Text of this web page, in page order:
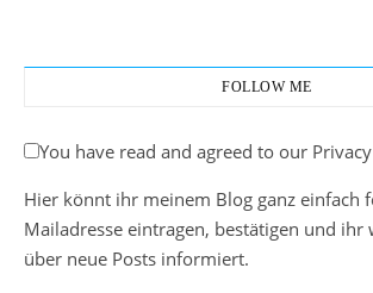
FOLLOW ME
You have read and agreed to our
Hier könnt ihr meinem Blog ganz einfach
Mailadresse eintragen, bestätigen und ihr
über neue Posts informiert.